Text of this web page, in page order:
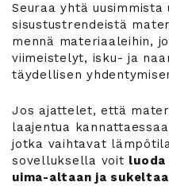
Seuraa yhtä uusimmista
sisustustrendeistä
mennä materiaaleihin,
viimeistelyt, isku- ja
täydellisen
Jos ajattelet, että
laajentua
jotka vaihtavat
sovelluksella voit
uima-altaan ja